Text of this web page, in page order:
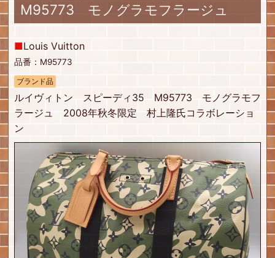
M95773 モノグラモフラージュ
■Louis Vuitton
品番：M95773
ブランド品
ルイヴィトン スピーディ35 M95773 モノグラモフ
ラージュ 2008年秋冬限定 村上隆氏コラボレーショ
ン